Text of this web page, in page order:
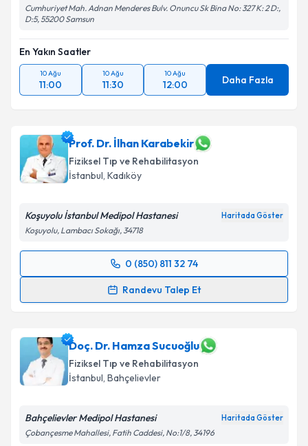
Cumhuriyet Mah. Adnan Menderes Bulv. Onuncu Sk Bina No: 327 K: 2 D:,
D:5, 55200 Samsun
En Yakın Saatler
10 Ağu
11:00
10 Ağu
11:30
10 Ağu
12:00 Daha Fazla
Prof. Dr. İlhan Karabekir
Fiziksel Tıp ve Rehabilitasyon
İstanbul, Kadıköy
Koşuyolu İstanbul Medipol Hastanesi Haritada Göster
Koşuyolu, Lambacı Sokağı, 34718
0 (850) 811 32 74
Randevu Talep Et
Randevu Takvimi Talebi
takvim hazırlandığında e-posta ile bilgilendireceğiz.
E-posta Adresiniz
Kişisel verilerimin işlenmesine ilişkin
Doç. Dr. Hamza Sucuoğlu
Fiziksel Tıp ve Rehabilitasyon
İstanbul, Bahçelievler
Bahçelievler Medipol Hastanesi Haritada Göster
Çobançesme Mahallesi, Fatih Caddesi, No:1/8, 34196